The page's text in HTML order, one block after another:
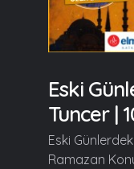
Eski
Tuncer |
Eski
Ramazan